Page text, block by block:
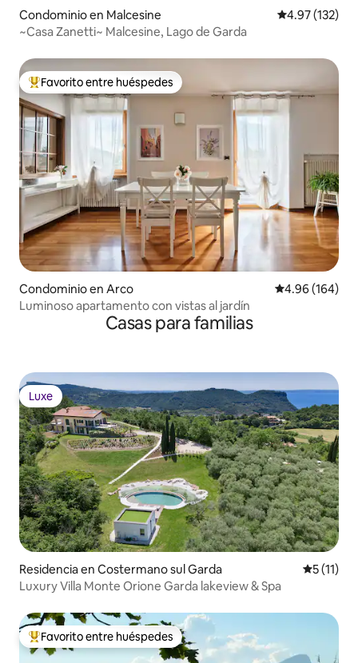
Condominio en Malcesine Calificación
4.97 (132)
~Casa Zanetti~ Malcesine, Lago de Garda
De los mejores en Favorito entre huéspedes
Favorito entre huéspedes
Condominio en Arco Calificación
4.96 (164)
Luminoso apartamento con vistas al jardín
Casas para familias
Luxe
Luxe
Residencia en Costermano sul Garda
5 (11)
Luxury Villa Monte Orione Garda lakeview & Spa
De los mejores en Favorito entre huéspedes
Favorito entre huéspedes